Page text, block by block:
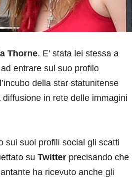
Thorne. E’ stata lei stessa a
entrare sul suo profilo
della star statunitense
in rete delle immagini
sui suoi profili social gli scatti
su Twitter precisando che
ha ricevuto anche gli